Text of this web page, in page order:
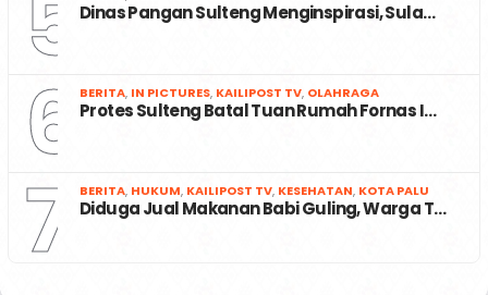
5 Dinas Pangan Sulteng Menginspirasi, Sula…
6 BERITA, IN PICTURES, KAILIPOST TV, OLAHRAGA
Protes Sulteng Batal Tuan Rumah Fornas I…
7 BERITA, HUKUM, KAILIPOST TV, KESEHATAN, KOTA PALU
Diduga Jual Makanan Babi Guling, Warga T…